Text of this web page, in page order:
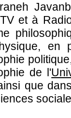
et à
en
de l'
que